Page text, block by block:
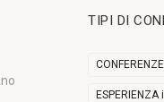
TIPI DI
ESPERIENZA